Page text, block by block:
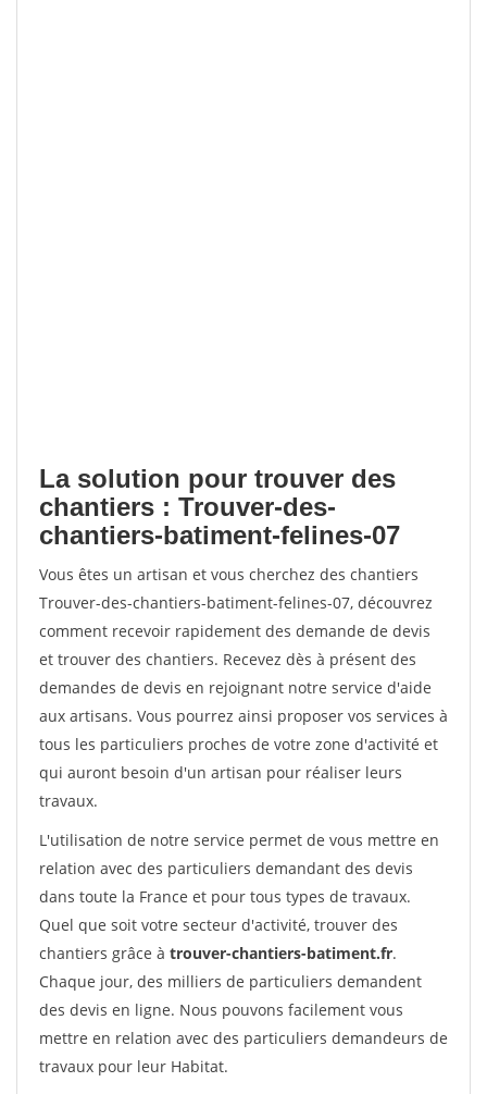
La solution pour trouver des
chantiers : Trouver-des-
chantiers-batiment-felines-07
Vous êtes un artisan et vous cherchez des chantiers
Trouver-des-chantiers-batiment-felines-07, découvrez
comment recevoir rapidement des demande de devis
et trouver des chantiers. Recevez dès à présent des
demandes de devis en rejoignant notre service d'aide
aux artisans. Vous pourrez ainsi proposer vos services à
tous les particuliers proches de votre zone d'activité et
qui auront besoin d'un artisan pour réaliser leurs
travaux.
L'utilisation de notre service permet de vous mettre en
relation avec des particuliers demandant des devis
dans toute la France et pour tous types de travaux.
Quel que soit votre secteur d'activité, trouver des
chantiers grâce à trouver-chantiers-batiment.fr.
Chaque jour, des milliers de particuliers demandent
des devis en ligne. Nous pouvons facilement vous
mettre en relation avec des particuliers demandeurs de
travaux pour leur Habitat.